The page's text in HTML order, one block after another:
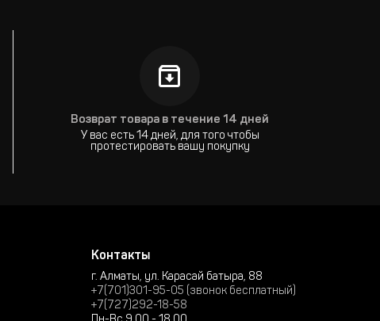
Возврат товара в течение 14 дней
У вас есть 14 дней, для того чтобы
протестировать вашу покупку
Контакты
г. Алматы, ул. Карасай батыра, 88
+7(701)301-95-05 (звонок бесплатный)
+7(727)292-18-58